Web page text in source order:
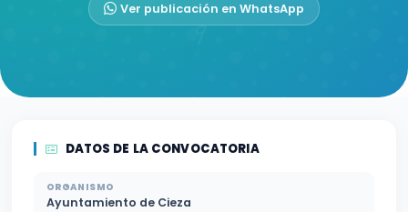
Ver publicación en WhatsApp
DATOS DE LA CONVOCATORIA
ORGANISMO
Ayuntamiento de Cieza